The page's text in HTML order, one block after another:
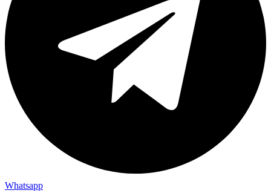
Whatsapp